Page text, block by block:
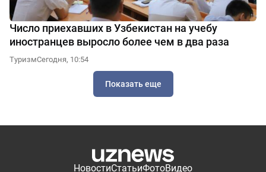
Число приехавших в Узбекистан на учебу
иностранцев выросло более чем в два раза
ТуризмСегодня, 10:54
Показать еще
НовостиСтатьиФотоВидео